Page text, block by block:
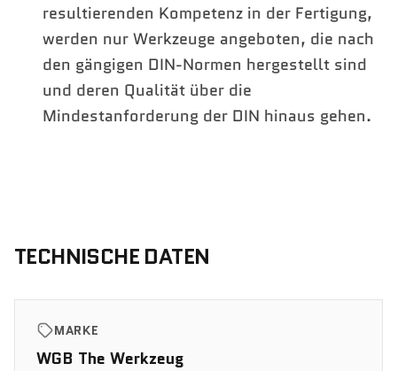
resultierenden Kompetenz in der Fertigung,
werden nur Werkzeuge angeboten, die nach
den gängigen DIN-Normen hergestellt sind
und deren Qualität über die
Mindestanforderung der DIN hinaus gehen.
TECHNISCHE DATEN
MARKE
WGB The Werkzeug